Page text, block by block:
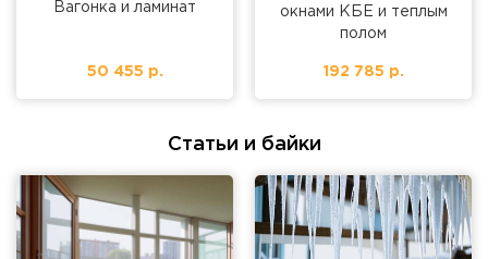
Вагонка и ламинат
50 455 р.
окнами КБЕ и теплым
полом
192 785 р.
Статьи и байки